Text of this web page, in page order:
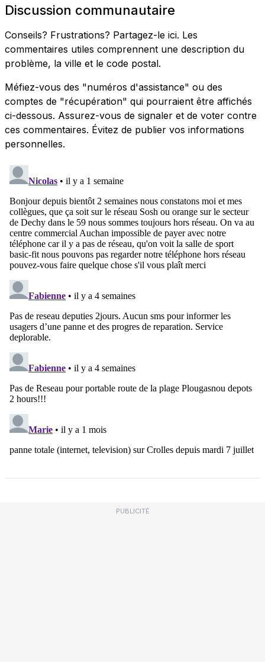
Discussion communautaire
Conseils? Frustrations? Partagez-le ici. Les
commentaires utiles comprennent une description du
problème, la ville et le code postal.
Méfiez-vous des "numéros d'assistance" ou des
comptes de "récupération" qui pourraient être affichés
ci-dessous. Assurez-vous de signaler et de voter contre
ces commentaires. Évitez de publier vos informations
personnelles.
PUBLICITÉ